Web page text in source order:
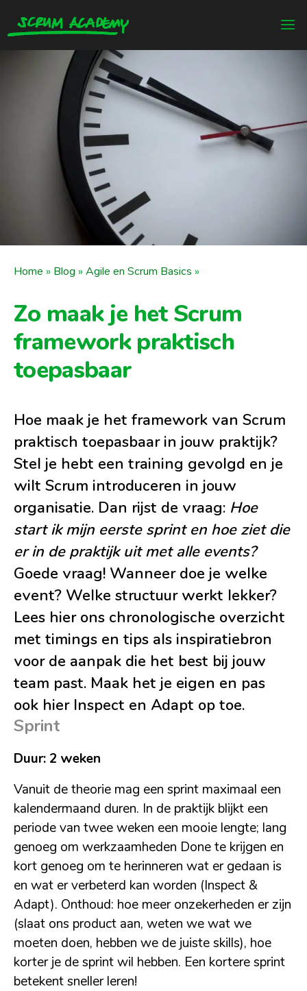
Home » Blog » Agile en Scrum Basics »
Zo maak je het Scrum
framework praktisch
toepasbaar
Hoe maak je het framework van Scrum
praktisch toepasbaar in jouw praktijk?
Stel je hebt een training gevolgd en je
wilt Scrum introduceren in jouw
organisatie. Dan rijst de vraag: Hoe
start ik mijn eerste sprint en hoe ziet die
er in de praktijk uit met alle events?
Goede vraag! Wanneer doe je welke
event? Welke structuur werkt lekker?
Lees hier ons chronologische overzicht
met timings en tips als inspiratiebron
voor de aanpak die het best bij jouw
team past. Maak het je eigen en pas
ook hier Inspect en Adapt op toe.
Sprint
Duur: 2 weken
Vanuit de theorie mag een sprint maximaal een
kalendermaand duren. In de praktijk blijkt een
periode van twee weken een mooie lengte; lang
genoeg om werkzaamheden Done te krijgen en
kort genoeg om te herinneren wat er gedaan is
en wat er verbeterd kan worden (Inspect &
Adapt). Onthoud: hoe meer onzekerheden er zijn
(slaat ons product aan, weten we wat we
moeten doen, hebben we de juiste skills), hoe
korter je de sprint wil hebben. Een kortere sprint
betekent sneller leren!